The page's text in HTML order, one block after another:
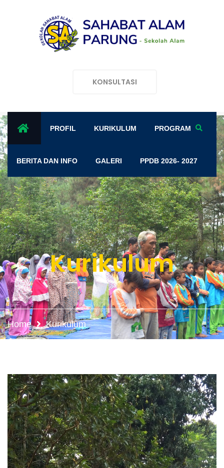
KONSULTASI
PROFIL KURIKULUM PROGRAM
BERITA DAN INFO GALERI PPDB 2026- 2027
Kurikulum
Home Kurikulum